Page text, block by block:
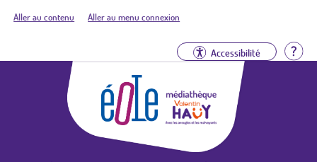
Aller au contenu Aller au menu connexion
Accessibilité